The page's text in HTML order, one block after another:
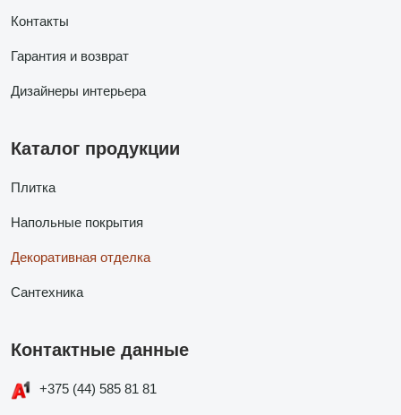
Контакты
Гарантия и возврат
Дизайнеры интерьера
Каталог продукции
Плитка
Напольные покрытия
Декоративная отделка
Сантехника
Контактные данные
+375 (44) 585 81 81